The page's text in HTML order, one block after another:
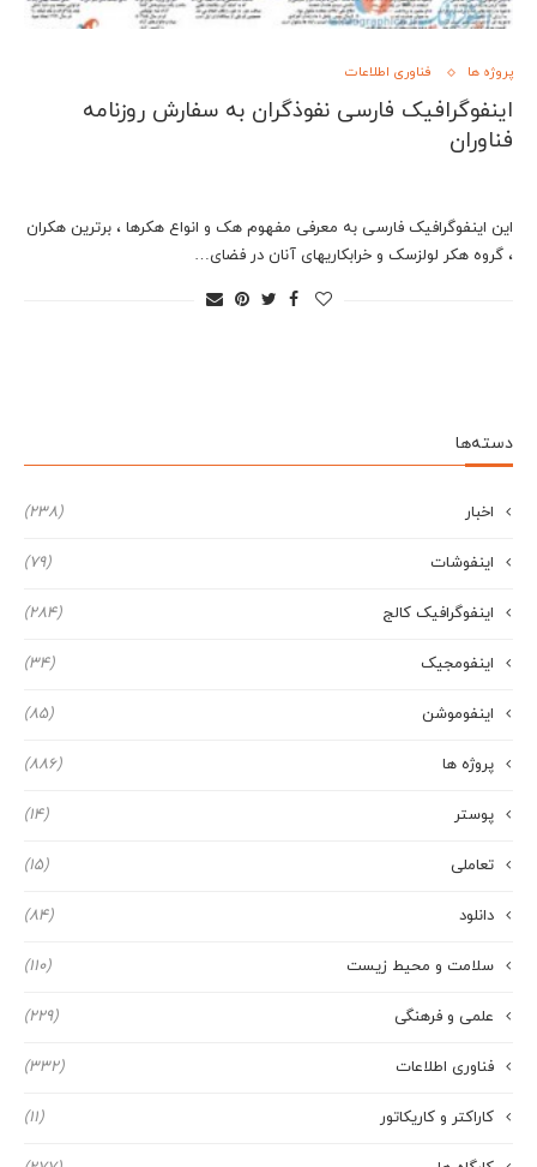
پروژه ها فناوری اطلاعات
اینفوگرافیک فارسی نفوذگران به سفارش روزنامه
فناوران
این اینفوگرافیک فارسی به معرفی مفهوم هک و انواع هکرها ، برترین هکران
، گروه هکر لولزسک و خرابکاریهای آنان در فضای…
دسته‌ها
اخبار (238)
اینفوشات (79)
اینفوگرافیک کالج (284)
اینفومجیک (34)
اینفوموشن (85)
پروژه ها (886)
پوستر (14)
تعاملی (15)
دانلود (84)
سلامت و محیط زیست (110)
علمی و فرهنگی (229)
فناوری اطلاعات (332)
کاراکتر و کاریکاتور (11)